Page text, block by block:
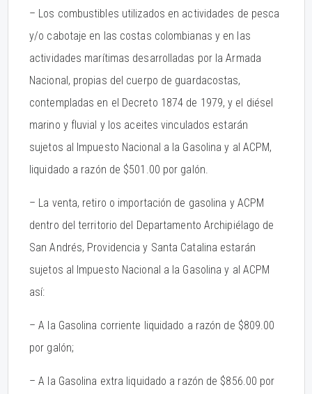
– Los combustibles utilizados en actividades de pesca
y/o cabotaje en las costas colombianas y en las
actividades marítimas desarrolladas por la Armada
Nacional, propias del cuerpo de guardacostas,
contempladas en el Decreto 1874 de 1979, y el diésel
marino y fluvial y los aceites vinculados estarán
sujetos al Impuesto Nacional a la Gasolina y al ACPM,
liquidado a razón de $501.00 por galón.
– La venta, retiro o importación de gasolina y ACPM
dentro del territorio del Departamento Archipiélago de
San Andrés, Providencia y Santa Catalina estarán
sujetos al Impuesto Nacional a la Gasolina y al ACPM
así:
– A la Gasolina corriente liquidado a razón de $809.00
por galón;
– A la Gasolina extra liquidado a razón de $856.00 por